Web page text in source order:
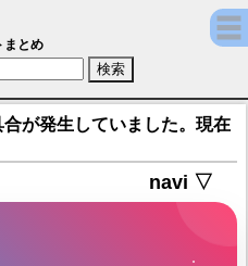
菜摘)【百花ランブル】
まとめ
が発生していました。現在
navi ▽